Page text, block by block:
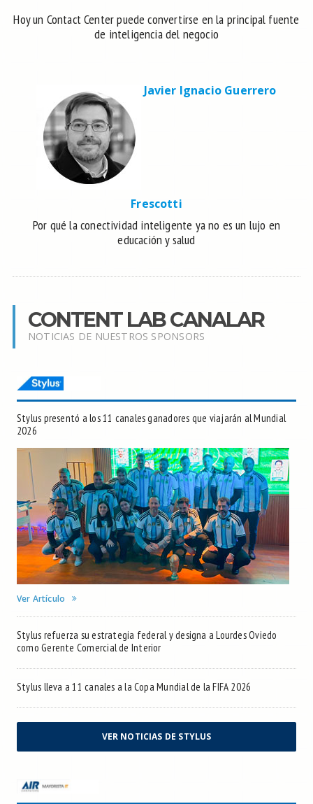
Hoy un Contact Center puede convertirse en la principal fuente
de inteligencia del negocio
Javier Ignacio Guerrero
Frescotti
Por qué la conectividad inteligente ya no es un lujo en
educación y salud
CONTENT LAB CANALAR
NOTICIAS DE NUESTROS SPONSORS
Stylus presentó a los 11 canales ganadores que viajarán al Mundial
2026
Ver Artículo
Stylus refuerza su estrategia federal y designa a Lourdes Oviedo
como Gerente Comercial de Interior
Stylus lleva a 11 canales a la Copa Mundial de la FIFA 2026
VER NOTICIAS DE STYLUS